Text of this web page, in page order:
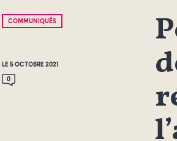
COMMUNIQUÉS
LE 5 OCTOBRE 2021
0